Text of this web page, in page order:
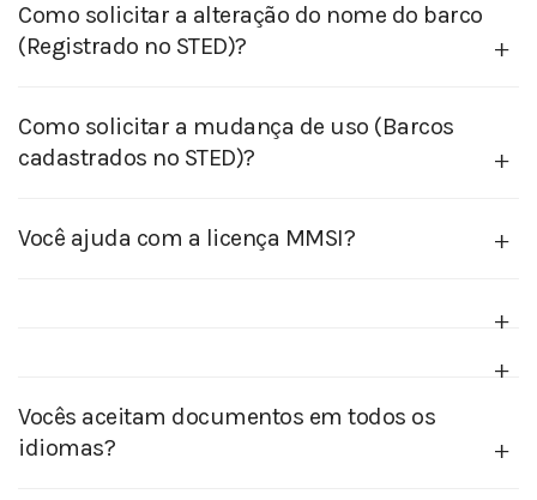
Como solicitar a alteração do nome do barco
(Registrado no STED)?
Como solicitar a mudança de uso (Barcos
cadastrados no STED)?
Você ajuda com a licença MMSI?
Vocês aceitam documentos em todos os
idiomas?